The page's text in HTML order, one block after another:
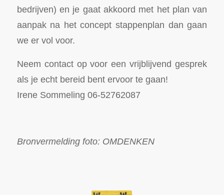
bedrijven) en je gaat akkoord met het plan van
aanpak na het concept stappenplan dan gaan
we er vol voor.
Neem contact op voor een vrijblijvend gesprek
als je echt bereid bent ervoor te gaan!
Irene Sommeling 06-52762087
Bronvermelding foto: OMDENKEN